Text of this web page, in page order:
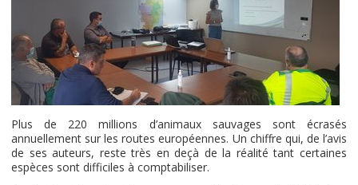
Plus de 220 millions d’animaux sauvages sont écrasés
annuellement sur les routes européennes. Un chiffre qui, de l’avis
de ses auteurs, reste très en deçà de la réalité tant certaines
espèces sont difficiles à comptabiliser.